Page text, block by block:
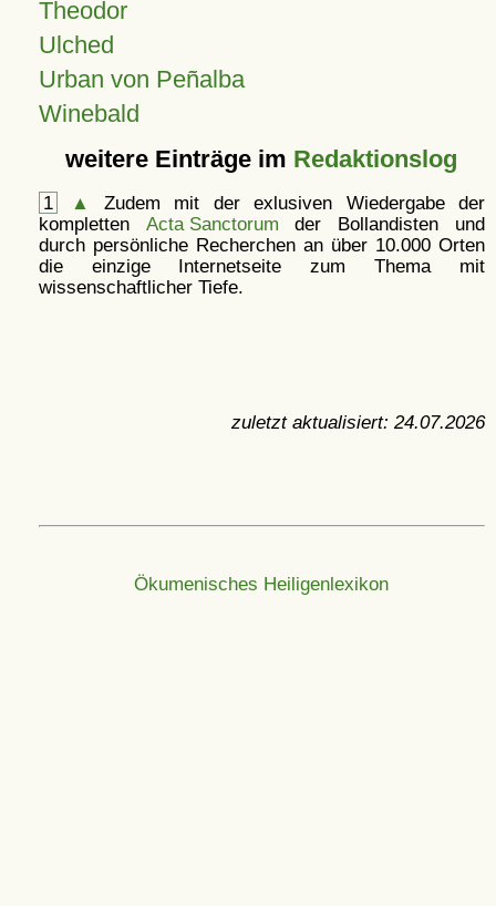
Theodor
Ulched
Urban von Peñalba
Winebald
weitere Einträge im Redaktionslog
1 ▲
Zudem mit der exlusiven Wiedergabe der
kompletten Acta Sanctorum der Bollandisten und
durch persönliche Recherchen an über 10.000 Orten
die einzige Internetseite zum Thema mit
wissenschaftlicher Tiefe.
zuletzt aktualisiert: 24.07.2026
Ökumenisches Heiligenlexikon